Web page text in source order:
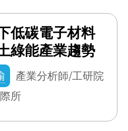
低碳電子材料
綠能產業趨勢
產業分析師/工研院
所